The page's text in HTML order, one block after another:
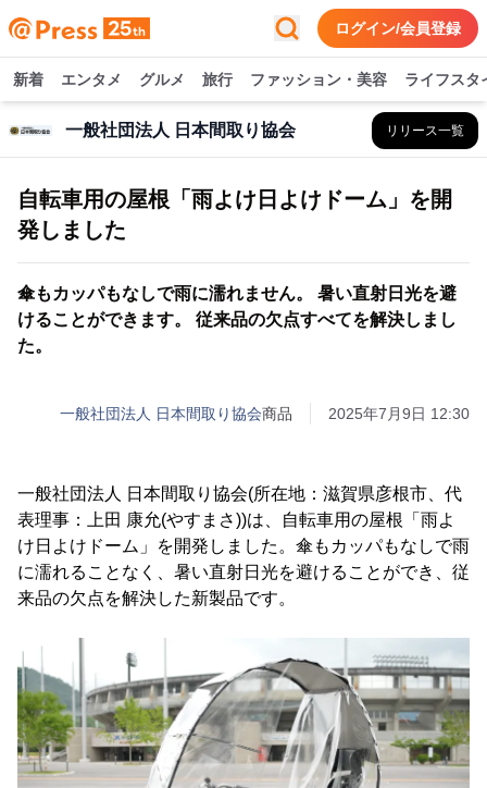
ログイン/会員登録
新着 エンタメ グルメ 旅行 ファッション・美容 ライフスタ
一般社団法人 日本間取り協会 リリース一覧
自転車用の屋根「雨よけ日よけドーム」を開
発しました
傘もカッパもなしで雨に濡れません。 暑い直射日光を避
けることができます。 従来品の欠点すべてを解決しまし
た。
一般社団法人 日本間取り協会商品 2025年7月9日 12:30
一般社団法人 日本間取り協会(所在地：滋賀県彦根市、代
表理事：上田 康允(やすまさ))は、自転車用の屋根「雨よ
け日よけドーム」を開発しました。傘もカッパもなしで雨
に濡れることなく、暑い直射日光を避けることができ、従
来品の欠点を解決した新製品です。